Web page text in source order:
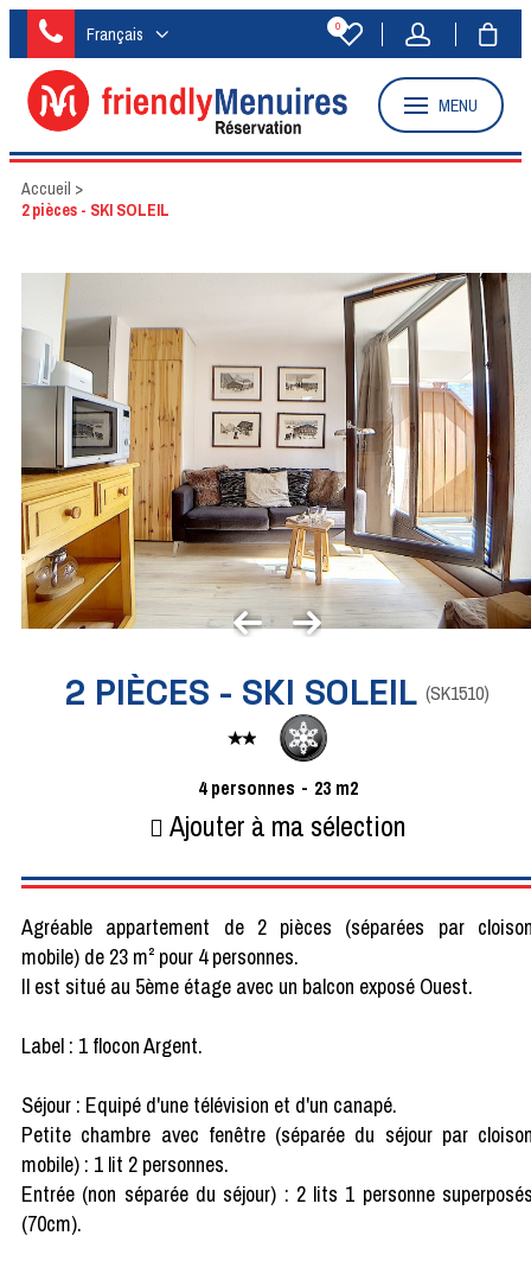
Français 0
MENU
Accueil >
2 pièces - SKI SOLEIL
2 PIÈCES - SKI SOLEIL (SK1510)
4 personnes 23 m2
Ajouter à ma sélection
Agréable appartement de 2 pièces (séparées par
mobile) de 23 m² pour 4 personnes.
Il est situé au 5ème étage avec un balcon exposé Ouest.
Label : 1 flocon Argent.
Séjour : Equipé d'une télévision et d'un canapé.
Petite chambre avec fenêtre (séparée du séjour par
mobile) : 1 lit 2 personnes.
Entrée (non séparée du séjour) : 2 lits 1 personne
(70cm).